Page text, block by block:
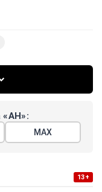
«АН»:
МАХ
13+